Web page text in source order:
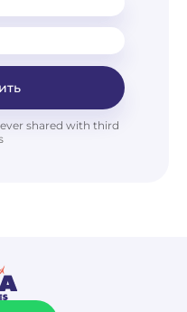
shared with third